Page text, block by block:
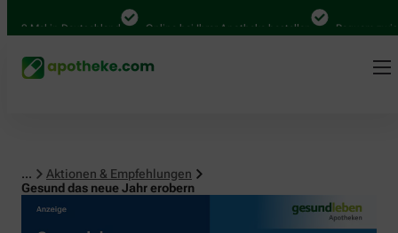
in Deutschland Online bei Ihrer Apotheke bestellen Bequem
...
Aktionen & Empfehlungen
Gesund das neue Jahr erobern